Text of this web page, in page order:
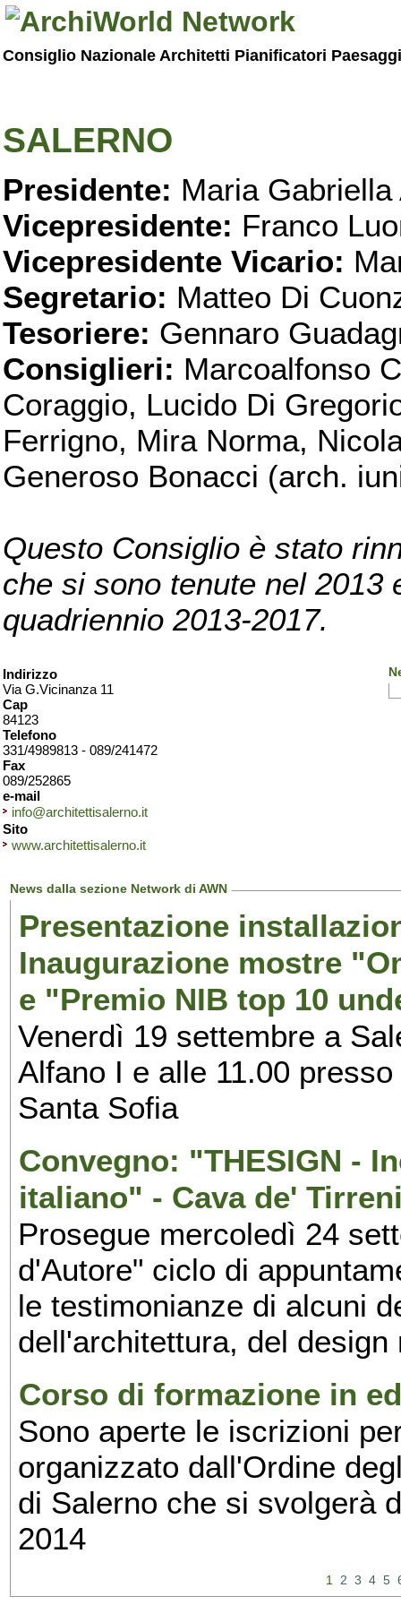
Consiglio Nazionale Architetti Pianificatori
SALERNO
Presidente: Maria Gabriella
Vicepresidente: Franco
Vicepresidente Vicario:
Segretario: Matteo Di
Tesoriere: Gennaro
Consiglieri: Marcoalfonso
Coraggio, Lucido Di
Ferrigno, Mira Norma,
Generoso Bonacci (arch.
Questo Consiglio è stato
che si sono tenute nel 2013
quadriennio 2013-2017.
Indirizzo
Via G.Vicinanza 11
Cap
84123
Telefono
331/4989813 - 089/241472
Fax
089/252865
e-mail
info@architettisalerno.it
Sito
www.architettisalerno.it
News dalla sezione Network di AWN
Presentazione
Inaugurazione mostre
e "Premio NIB top 10
Venerdì 19 settembre a
Alfano I e alle 11.00
Santa Sofia
Convegno: "THESIGN -
italiano" - Cava de'
Prosegue mercoledì 24
d'Autore" ciclo di
le testimonianze di alcuni
dell'architettura, del
Corso di formazione in
Sono aperte le iscrizioni
organizzato dall'Ordine
di Salerno che si svolgerà
2014
1 2 3 4 5